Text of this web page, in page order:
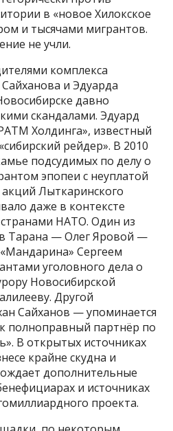
в «новое Хилокское
и тысячами мигрантов.
не учли.
комплекса
и Эдуарда
давно
скандалами. Эдуард
Холдинга», известный
рейдер». В 2010
подсудимых по делу о
эпопеи с неуплатой
Лыткаринского
даже в контексте
НАТО. Один из
Тарана — Олег Яровой —
Сергеем
уголовного дела о
Новосибирской
Другой
Сайханов — упоминается
полноправный партнёр по
В открытых источниках
крайне скудна и
дополнительные
и источниках
проекта.